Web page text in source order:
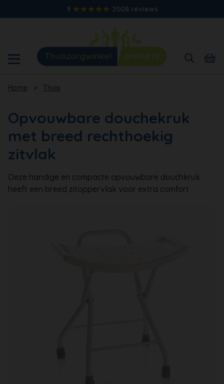
9 2008 reviews
Home > Thuis
Opvouwbare douchekruk
met breed rechthoekig
zitvlak
Deze handige en compacte opvouwbare douchkruk
heeft een breed zitoppervlak voor extra comfort